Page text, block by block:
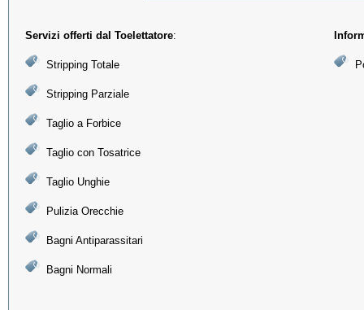
Servizi offerti dal Toelettatore:
Stripping Totale
Stripping Parziale
Taglio a Forbice
Taglio con Tosatrice
Taglio Unghie
Pulizia Orecchie
Bagni Antiparassitari
Bagni Normali